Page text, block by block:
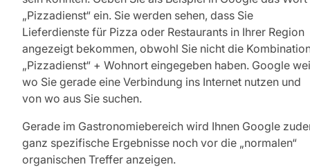
„Pizzadienst“ ein. Sie werden sehen, dass Sie
Lieferdienste für Pizza oder Restaurants in Ihrer Region
angezeigt bekommen, obwohl Sie nicht die
„Pizzadienst“ + Wohnort eingegeben haben. Google
wo Sie gerade eine Verbindung ins Internet nutzen und
von wo aus Sie suchen.
Gerade im Gastronomiebereich wird Ihnen Google
ganz spezifische Ergebnisse noch vor die „normalen“
organischen Treffer anzeigen.